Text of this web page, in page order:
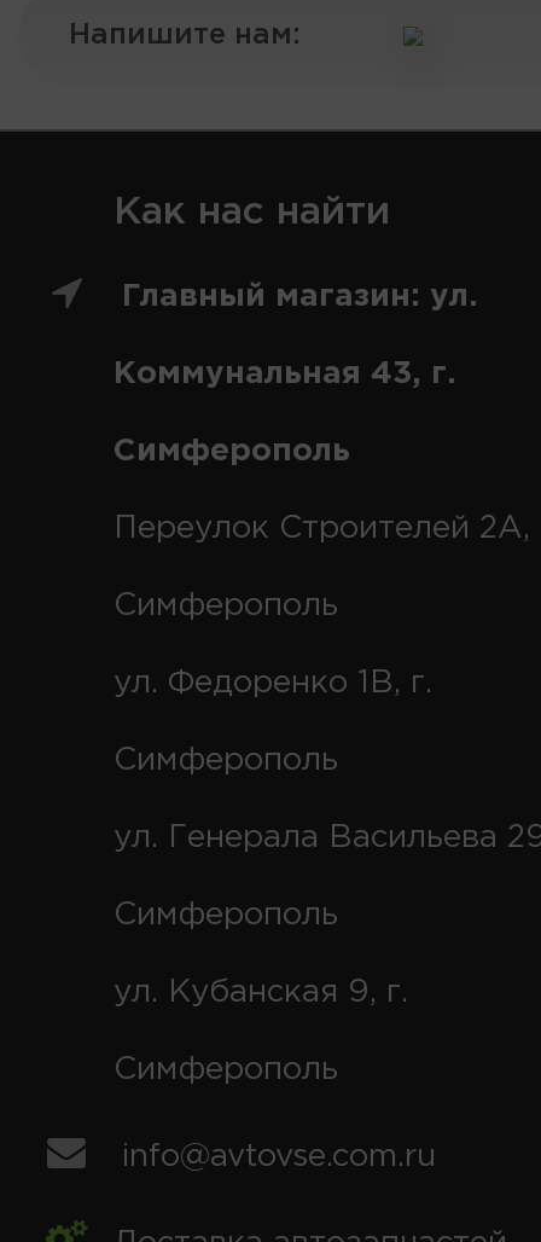
Напишите нам:
Как нас найти
Главный магазин: ул.
Коммунальная 43, г.
Симферополь
Переулок Строителей 2А,
Симферополь
ул. Федоренко 1В, г.
Симферополь
ул. Генерала Васильева
Симферополь
ул. Кубанская 9, г.
Симферополь
info@avtovse.com.ru